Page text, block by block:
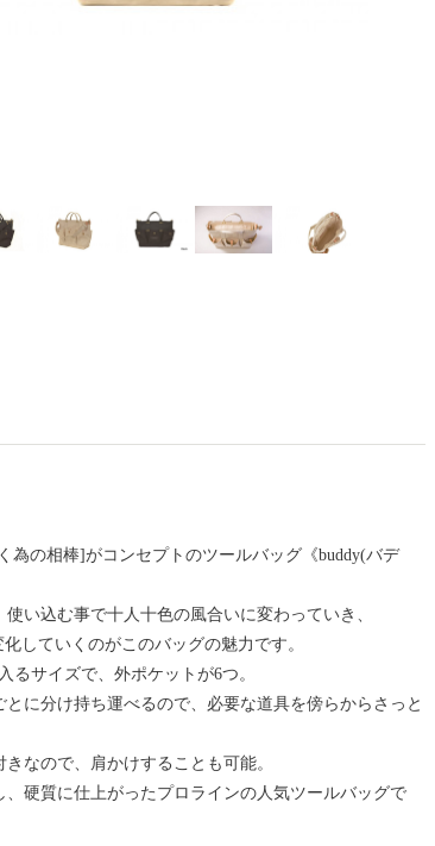
為の相棒]がコンセプトのツールバッグ《buddy(バデ
い込む事で十人十色の風合いに変わっていき、
していくのがこのバッグの魅力です。
るサイズで、外ポケットが6つ。
に分け持ち運べるので、必要な道具を傍らからさっと
なので、肩かけすることも可能。
硬質に仕上がったプロラインの人気ツールバッグで